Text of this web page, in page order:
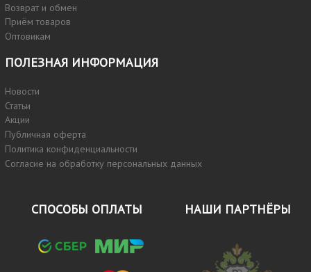
Возврат и обмен
Приём товаров
Оптовикам
ПОЛЕЗНАЯ ИНФОРМАЦИЯ
Новости
Статьи
Акции
Публичная оферта
Политика конфиденциальности
Согласие на обработку персональных данных
СПОСОБЫ ОПЛАТЫ НАШИ ПАРТНЁРЫ